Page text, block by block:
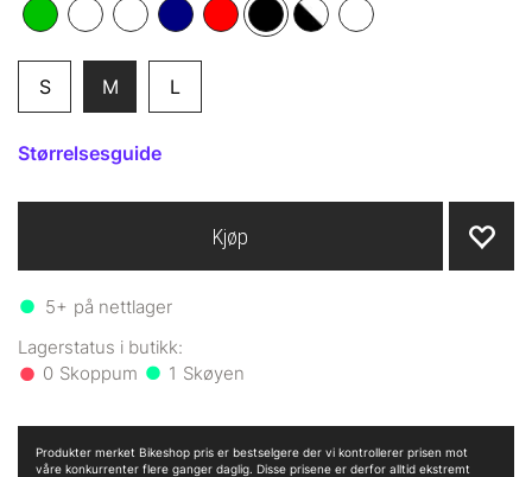
S M L
Størrelsesguide
5+ på nettlager
0 1
Kjøp
Produkter merket Bikeshop pris er bestselgere der vi kontrollerer prisen mot
våre konkurrenter flere ganger daglig. Disse prisene er derfor alltid ekstremt